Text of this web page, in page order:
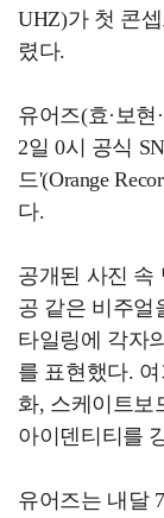
UHZ)가 첫 콘
렸다.
유어즈(효·보현
2일 0시 공식
드'(Orange
다.
공개된 사진 속
공 같은 비주얼
타일링에 각자
를 표현했다.
화, 스케이트보
아이덴티티를
유어즈는 내달